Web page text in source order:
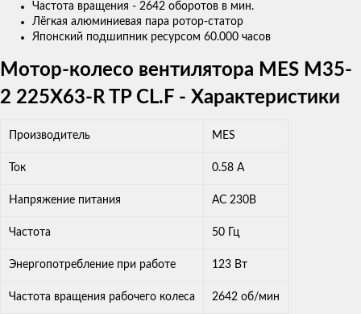
Частота вращения - 2642 оборотов в мин.
Лёгкая алюминиевая пара ротор-статор
Японский подшипник ресурсом 60.000 часов
Мотор-колесо вентилятора MES M35-
2 225X63-R TP CL.F - Характеристики
Производитель MES
Ток 0.58 A
Напряжение питания AC 230В
Частота 50 Гц
Энергопотребление при работе 123 Вт
Частота вращения рабочего колеса 2642 об/мин